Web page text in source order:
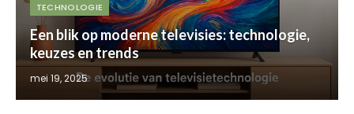
TECHNOLOGIE
Een blik op moderne televisies: technologie,
keuzes en trends
mei 19, 2025